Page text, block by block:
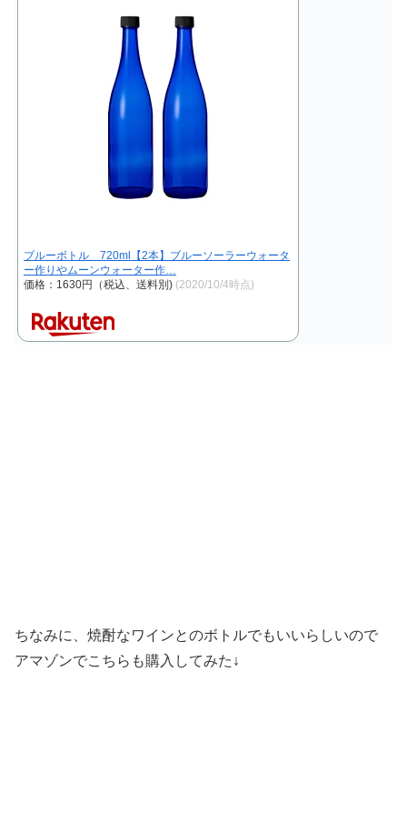
ブルーボトル 720ml【2本】ブルーソーラーウォータ
ー作りやムーンウォーター作…
価格：1630円（税込、送料別) (2020/10/4時点)
ちなみに、焼酎なワインとのボトルでもいいらしいので
アマゾンでこちらも購入してみた↓